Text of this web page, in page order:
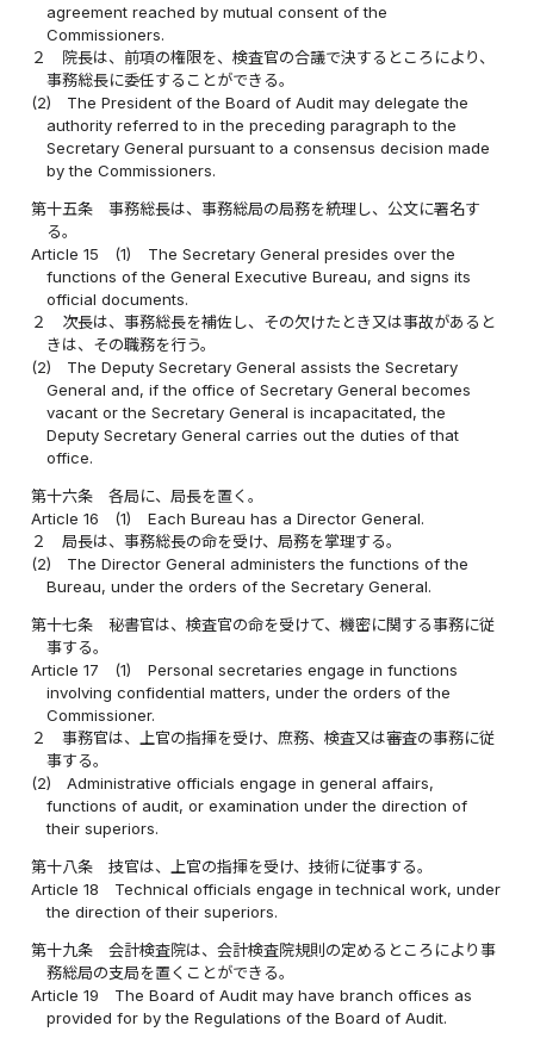
agreement reached by mutual consent of the
Commissioners.
２
院長は、前項の権限を、検査官の合議で決するところにより、
事務総長に委任することができる。
(2)
The President of the Board of Audit may delegate the
authority referred to in the preceding paragraph to the
Secretary General pursuant to a consensus decision made
by the Commissioners.
第十五条
事務総長は、事務総局の局務を統理し、公文に署名す
る。
Article 15
(1)
The Secretary General presides over the
functions of the General Executive Bureau, and signs its
official documents.
２
次長は、事務総長を補佐し、その欠けたとき又は事故があると
きは、その職務を行う。
(2)
The Deputy Secretary General assists the Secretary
General and, if the office of Secretary General becomes
vacant or the Secretary General is incapacitated, the
Deputy Secretary General carries out the duties of that
office.
第十六条
各局に、局長を置く。
Article 16
(1)
Each Bureau has a Director General.
２
局長は、事務総長の命を受け、局務を掌理する。
(2)
The Director General administers the functions of the
Bureau, under the orders of the Secretary General.
第十七条
秘書官は、検査官の命を受けて、機密に関する事務に従
事する。
Article 17
(1)
Personal secretaries engage in functions
involving confidential matters, under the orders of the
Commissioner.
２
事務官は、上官の指揮を受け、庶務、検査又は審査の事務に従
事する。
(2)
Administrative officials engage in general affairs,
functions of audit, or examination under the direction of
their superiors.
第十八条
技官は、上官の指揮を受け、技術に従事する。
Article 18
Technical officials engage in technical work, under
the direction of their superiors.
第十九条
会計検査院は、会計検査院規則の定めるところにより事
務総局の支局を置くことができる。
Article 19
The Board of Audit may have branch offices as
provided for by the Regulations of the Board of Audit.